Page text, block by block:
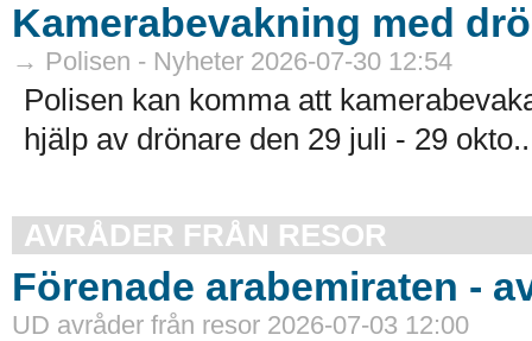
Kamerabevakning med
→ Polisen - Nyheter 2026-07-30 12:54
Polisen kan komma att
hjälp av drönare den 29 juli - 29 okto..
AVRÅDER FRÅN RESOR
Förenade arabemiraten -
UD avråder från resor 2026-07-03 12:00